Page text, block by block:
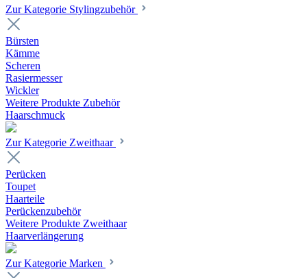
Zur Kategorie Stylingzubehör
Bürsten
Kämme
Scheren
Rasiermesser
Wickler
Weitere Produkte Zubehör
Haarschmuck
Zur Kategorie Zweithaar
Perücken
Toupet
Haarteile
Perückenzubehör
Weitere Produkte Zweithaar
Haarverlängerung
Zur Kategorie Marken